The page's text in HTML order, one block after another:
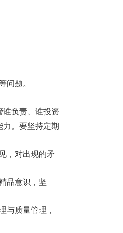
问题。
谁负责、谁投资
。要坚持定期
，对出现的矛
品意识，坚
与质量管理，